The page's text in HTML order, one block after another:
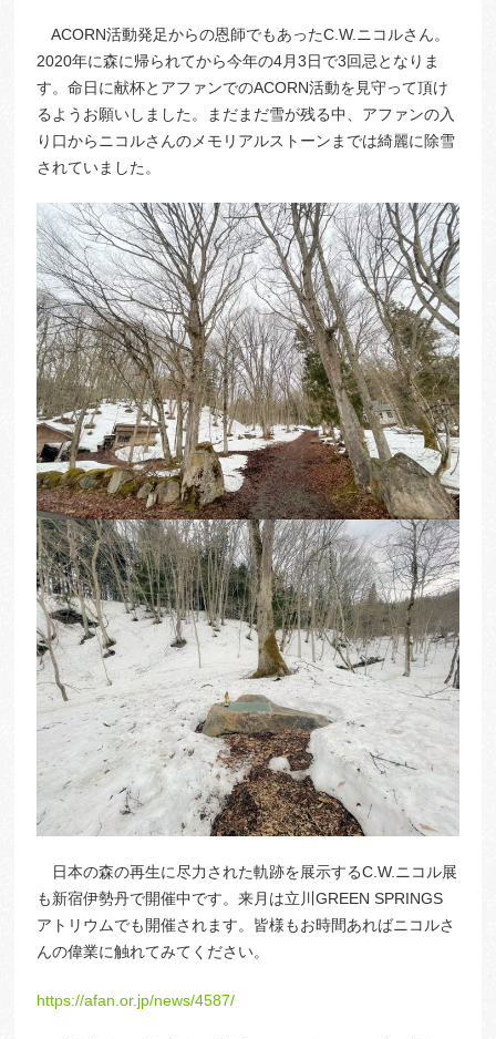
ACORN活動発足からの恩師でもあったC.W.ニコルさん。
2020年に森に帰られてから今年の4月3日で3回忌となりま
す。命日に献杯とアファンでのACORN活動を見守って頂け
るようお願いしました。まだまだ雪が残る中、アファンの入
り口からニコルさんのメモリアルストーンまでは綺麗に除雪
されていました。
日本の森の再生に尽力された軌跡を展示するC.W.ニコル展
も新宿伊勢丹で開催中です。来月は立川GREEN SPRINGS
アトリウムでも開催されます。皆様もお時間あればニコルさ
んの偉業に触れてみてください。
https://afan.or.jp/news/4587/